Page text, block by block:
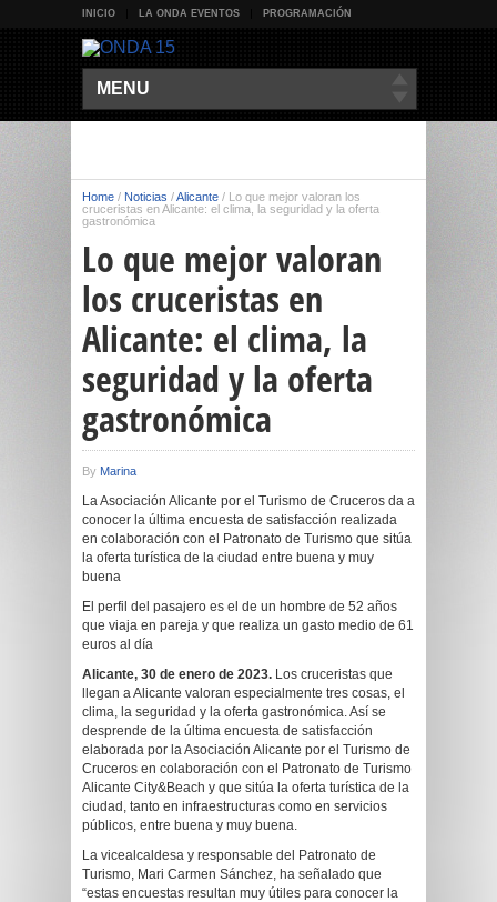
INICIO LA ONDA EVENTOS PROGRAMACIÓN
MENU
Home / Noticias /Alicante / Lo que mejor valoran los
cruceristas en Alicante: el clima, la seguridad y la oferta
gastronómica
Lo que mejor valoran
los cruceristas en
Alicante: el clima, la
seguridad y la oferta
gastronómica
By Marina
La Asociación Alicante por el Turismo de Cruceros da a
conocer la última encuesta de satisfacción realizada
en colaboración con el Patronato de Turismo que sitúa
la oferta turística de la ciudad entre buena y muy
buena
El perfil del pasajero es el de un hombre de 52 años
que viaja en pareja y que realiza un gasto medio de 61
euros al día
Alicante, 30 de enero de 2023. Los cruceristas que
llegan a Alicante valoran especialmente tres cosas, el
clima, la seguridad y la oferta gastronómica. Así se
desprende de la última encuesta de satisfacción
elaborada por la Asociación Alicante por el Turismo de
Cruceros en colaboración con el Patronato de Turismo
Alicante City&Beach y que sitúa la oferta turística de la
ciudad, tanto en infraestructuras como en servicios
públicos, entre buena y muy buena.
La vicealcaldesa y responsable del Patronato de
Turismo, Mari Carmen Sánchez, ha señalado que
“estas encuestas resultan muy útiles para conocer la